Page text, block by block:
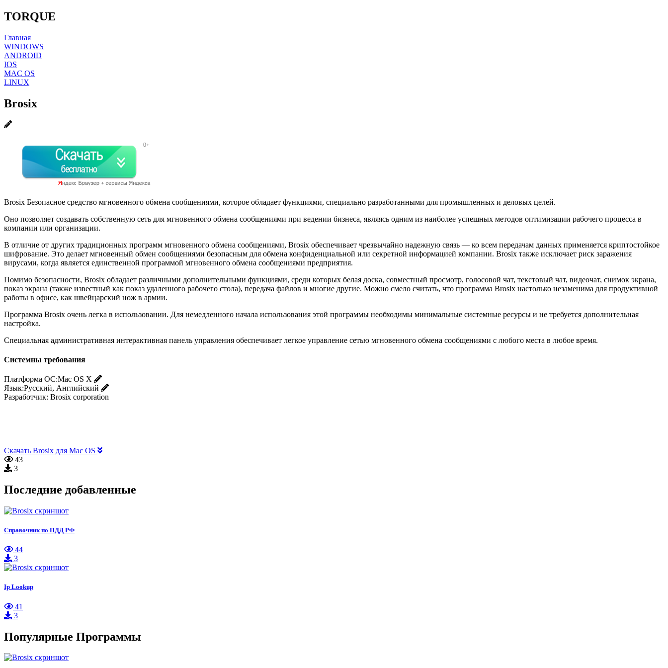
TORQUE
Главная
WINDOWS
ANDROID
IOS
MAC OS
LINUX
Brosix
Brosix Безопасное средство мгновенного обмена сообщениями, которое обладает функциями, специально разработанными для промышленных и деловых целей.
Оно позволяет создавать собственную сеть для мгновенного обмена сообщениями при ведении бизнеса, являясь одним из наиболее успешных методов оптимизации рабочего процесса в
компании или организации.
В отличие от других традиционных программ мгновенного обмена сообщениями, Brosix обеспечивает чрезвычайно надежную связь — ко всем передачам данных применяется криптостойкое
шифрование. Это делает мгновенный обмен сообщениями безопасным для обмена конфиденциальной или секретной информацией компании. Brosix также исключает риск заражения
вирусами, когда является единственной программой мгновенного обмена сообщениями предприятия.
Помимо безопасности, Brosix обладает различными дополнительными функциями, среди которых белая доска, совместный просмотр, голосовой чат, текстовый чат, видеочат, снимок экрана,
показ экрана (также известный как показ удаленного рабочего стола), передача файлов и многие другие. Можно смело считать, что программа Brosix настолько незаменима для продуктивной
работы в офисе, как швейцарский нож в армии.
Программа Brosix очень легка в использовании. Для немедленного начала использования этой программы необходимы минимальные системные ресурсы и не требуется дополнительная
настройка.
Специальная административная интерактивная панель управления обеспечивает легкое управление сетью мгновенного обмена сообщениями с любого места в любое время.
Системны требования
Платформа ОС:Mac OS X
Язык:Русский, Английский
Разработчик: Brosix corporation
Скачать Brosix для Mac OS
43
3
Последние добавленные
Справочник по ПДД РФ
44
3
Ip Lookup
41
3
Популярные Программы